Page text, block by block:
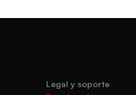
Legal y soporte